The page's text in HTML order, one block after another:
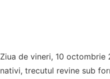
Ziua de vineri, 10
nativi, trecutul revine sub